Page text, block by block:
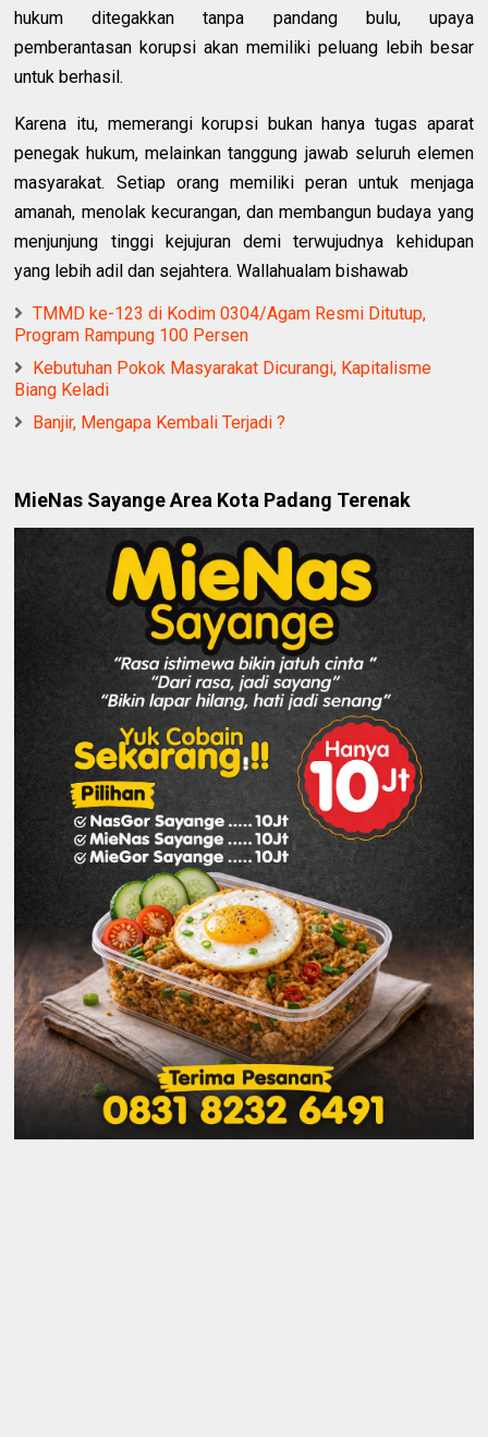
hukum ditegakkan tanpa pandang bulu, upaya
pemberantasan korupsi akan memiliki peluang lebih besar
untuk berhasil.
Karena itu, memerangi korupsi bukan hanya tugas aparat
penegak hukum, melainkan tanggung jawab seluruh elemen
masyarakat. Setiap orang memiliki peran untuk menjaga
amanah, menolak kecurangan, dan membangun budaya yang
menjunjung tinggi kejujuran demi terwujudnya kehidupan
yang lebih adil dan sejahtera. Wallahualam bishawab
TMMD ke-123 di Kodim 0304/Agam Resmi Ditutup,
Program Rampung 100 Persen
Kebutuhan Pokok Masyarakat Dicurangi, Kapitalisme
Biang Keladi
Banjir, Mengapa Kembali Terjadi ?
MieNas Sayange Area Kota Padang Terenak